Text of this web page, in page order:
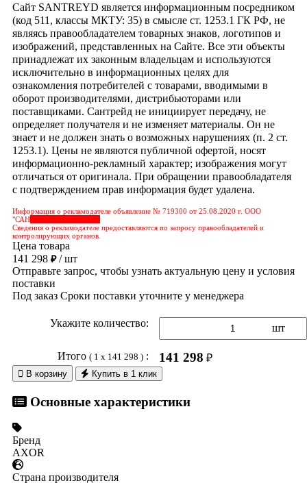
Сайт SANTREYD является информационным посредником
(код 511, классы МКТУ: 35) в смысле ст. 1253.1 ГК РФ, не
являясь правообладателем товарных знаков, логотипов и
изображений, представленных на Сайте. Все эти объекты
принадлежат их законным владельцам и используются
исключительно в информационных целях для
ознакомления потребителей с товарами, вводимыми в
оборот производителями, дистрибьюторами или
поставщиками. Сантрейд не инициирует передачу, не
определяет получателя и не изменяет материалы. Он не
знает и не должен знать о возможных нарушениях (п. 2 ст.
1253.1). Цены не являются публичной офертой, носят
информационно-рекламный характер; изображения могут
отличаться от оригинала. При обращении правообладателя
с подтверждением прав информация будет удалена.
Информация о рекламодателе объявление № 719300 от 25.08.2020 г. ООО
"САН
Сведения о рекламодателе предоставляются по запросу правообладателей и
контролирующих органов.
Цена товара
141 298 ₽/ шт
Отправьте запрос, чтобы узнать актуальную цену и условия
поставки
Под заказ Сроки поставки уточните у менеджера
Укажите количество: шт
Итого ( 1 x 141 298 ): 141 298 ₽
 В корзину Купить в 1 клик
Основные характеристики
Бренд
AXOR
Страна производителя